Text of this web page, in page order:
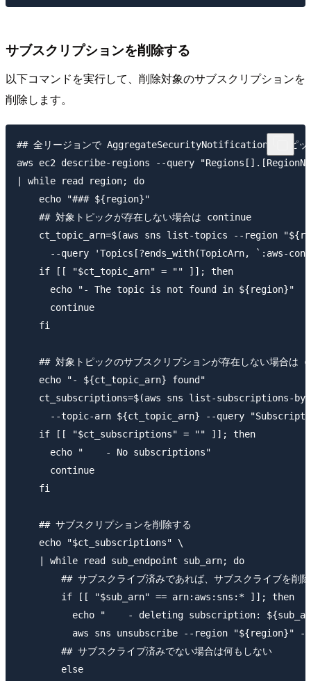
サブスクリプションを削除する
以下コマンドを実行して、削除対象のサブスクリプションを
削除します。
## 全リージョンで AggregateSecurityNotifications トピッ
aws ec2 describe-regions --query
| while read region; do
    echo "### ${region}"
    ## 対象トピックが存在しない場合は continue
ct_topic_arn=$(aws sns list-topics --region
--query 'Topics[?ends_with(TopicArn, `:aws-
    if [[ "$ct_topic_arn" = "" ]]; then
      echo "- The topic is not found in ${region}"
      continue
    fi
## 対象トピックのサブスクリプションが存在しない場合は
    echo "- ${ct_topic_arn} found"
ct_subscriptions=$(aws sns list-subscriptions-
--topic-arn ${ct_topic_arn} --query
    if [[ "$ct_subscriptions" = "" ]]; then
      echo "    - No subscriptions"
      continue
    fi
    ## サブスクリプションを削除する
    echo "$ct_subscriptions" \
    | while read sub_endpoint sub_arn; do
## サブスクライブ済みであれば、サブスクライブを削
        if [[ "$sub_arn" == arn:aws:sns:* ]]; then
echo "    - deleting subscription:
aws sns unsubscribe --region "${region}"
        ## サブスクライブ済みでない場合は何もしない
        else